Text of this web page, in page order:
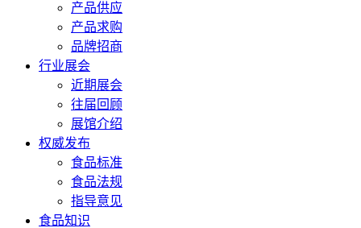
产品供应
产品求购
品牌招商
行业展会
近期展会
往届回顾
展馆介绍
权威发布
食品标准
食品法规
指导意见
食品知识